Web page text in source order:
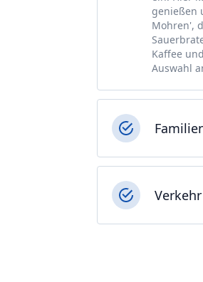
genießen
Mohren',
Kaffee
Auswahl
Verkehr